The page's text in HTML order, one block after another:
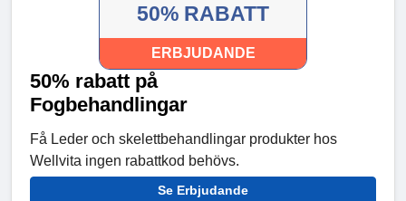
50% RABATT
ERBJUDANDE
50% rabatt på
Fogbehandlingar
Få Leder och skelettbehandlingar produkter hos
Wellvita ingen rabattkod behövs.
Se Erbjudande